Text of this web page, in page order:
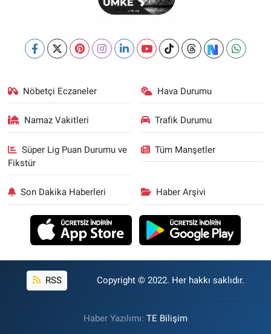
Nöbetçi Eczaneler Hava Durumu
Namaz Vakitleri Trafik Durumu
Süper Lig Puan Durumu ve
Fikstür
Tüm Manşetler
Son Dakika Haberleri Haber Arşivi
RSS Copyright © 2022. Her hakkı saklıdır.
Haber Yazılımı: TE Bilişim